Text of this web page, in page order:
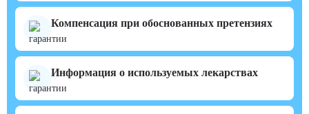
Компенсация при обоснованных претензиях
Информация о используемых лекарствах